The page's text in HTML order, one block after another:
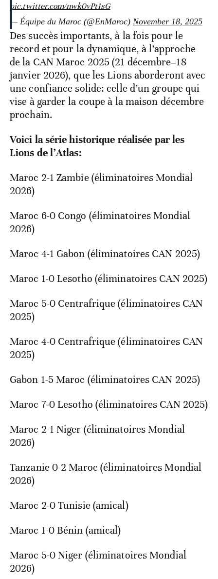
pic.twitter.com/nwk0vPt1sG
— Équipe du Maroc (@EnMaroc) November 18, 2025
Des succès importants, à la fois pour le
record et pour la dynamique, à l’approche
de la CAN Maroc 2025 (21 décembre–18
janvier 2026), que les Lions aborderont avec
une confiance solide: celle d’un groupe qui
vise à garder la coupe à la maison décembre
prochain.
Voici la série historique réalisée par les
Lions de l’Atlas:
Maroc 2-1 Zambie (éliminatoires Mondial
2026)
Maroc 6-0 Congo (éliminatoires Mondial
2026)
Maroc 4-1 Gabon (éliminatoires CAN 2025)
Maroc 1-0 Lesotho (éliminatoires CAN 2025)
Maroc 5-0 Centrafrique (éliminatoires CAN
2025)
Maroc 4-0 Centrafrique (éliminatoires CAN
2025)
Gabon 1-5 Maroc (éliminatoires CAN 2025)
Maroc 7-0 Lesotho (éliminatoires CAN 2025)
Maroc 2-1 Niger (éliminatoires Mondial
2026)
Tanzanie 0-2 Maroc (éliminatoires Mondial
2026)
Maroc 2-0 Tunisie (amical)
Maroc 1-0 Bénin (amical)
Maroc 5-0 Niger (éliminatoires Mondial
2026)